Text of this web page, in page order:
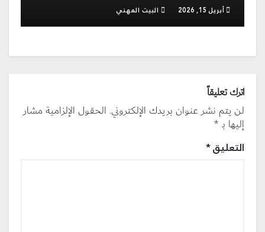
أبريل 15, 2026 البيت المهني
اترك تعليقاً
لن يتم نشر عنوان بريدك الإلكتروني. الحقول الإلزامية مشار
إليها بـ *
التعليق*